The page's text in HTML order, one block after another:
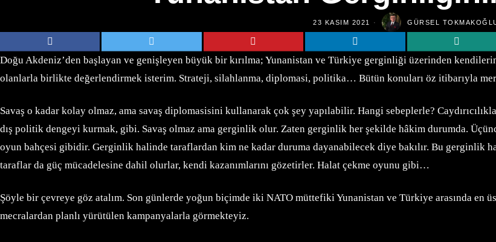
23 KASIM 2021 GÜRSEL
Doğu Akdeniz’den başlayan ve genişleyen büyük bir kırılma; Yunanistan ve Türkiye gerginliği üzerinden
olanlarla birlikte değerlendirmek isterim. Strateji, silahlanma, diplomasi, politika… Bütün konuları öz itibarıyla
Savaş o kadar kolay olmaz, ama savaş diplomasisini kullanarak çok şey yapılabilir. Hangi sebeplerle?
dış politik dengeyi kurmak, gibi. Savaş olmaz ama gerginlik olur. Zaten gerginlik her şekilde hâkim durumda.
oyun bahçesi gibidir. Gerginlik halinde taraflardan kim ne kadar duruma dayanabilecek diye bakılır. Bu gerginlik
taraflar da güç mücadelesine dahil olurlar, kendi kazanımlarını gözetirler. Halat çekme oyunu gibi…
Şöyle bir çevreye göz atalım. Son günlerde yoğun biçimde iki NATO müttefiki Yunanistan ve Türkiye arasında en
mecralardan planlı yürütülen kampanyalarla görmekteyiz.